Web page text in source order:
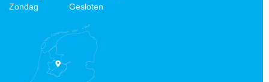
Zondag
Gesloten